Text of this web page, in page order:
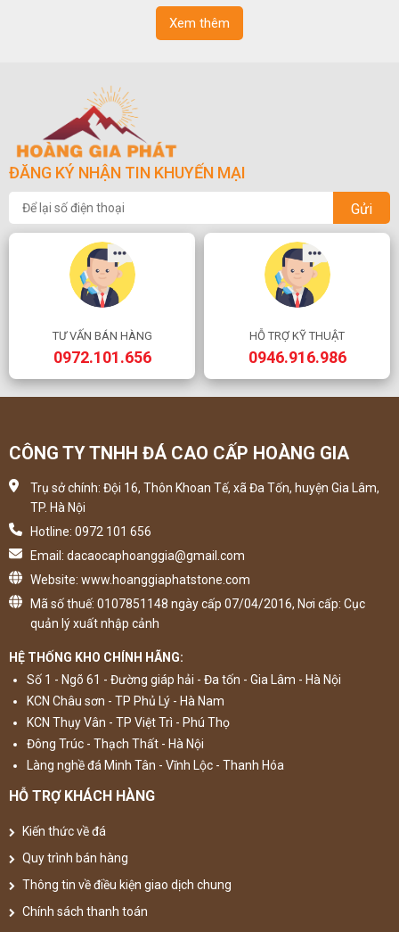
Xem thêm
ĐĂNG KÝ NHẬN TIN KHUYẾN MẠI
Gửi
TƯ VẤN BÁN HÀNG
0972.101.656
HỖ TRỢ KỸ THUẬT
0946.916.986
CÔNG TY TNHH ĐÁ CAO CẤP HOÀNG GIA
Trụ sở chính: Đội 16, Thôn Khoan Tế, xã Đa Tốn, huyện Gia Lâm,
TP. Hà Nội
Hotline: 0972 101 656
Email: dacaocaphoanggia@gmail.com
Website: www.hoanggiaphatstone.com
Mã số thuế: 0107851148 ngày cấp 07/04/2016, Nơi cấp: Cục
quản lý xuất nhập cảnh
HỆ THỐNG KHO CHÍNH HÃNG:
Số 1 - Ngõ 61 - Đường giáp hải - Đa tốn - Gia Lâm - Hà Nội
KCN Châu sơn - TP Phủ Lý - Hà Nam
KCN Thụy Vân - TP Việt Trì - Phú Thọ
Đông Trúc - Thạch Thất - Hà Nội
Làng nghề đá Minh Tân - Vĩnh Lộc - Thanh Hóa
HỖ TRỢ KHÁCH HÀNG
Kiến thức về đá
Quy trình bán hàng
Thông tin về điều kiện giao dịch chung
Chính sách thanh toán